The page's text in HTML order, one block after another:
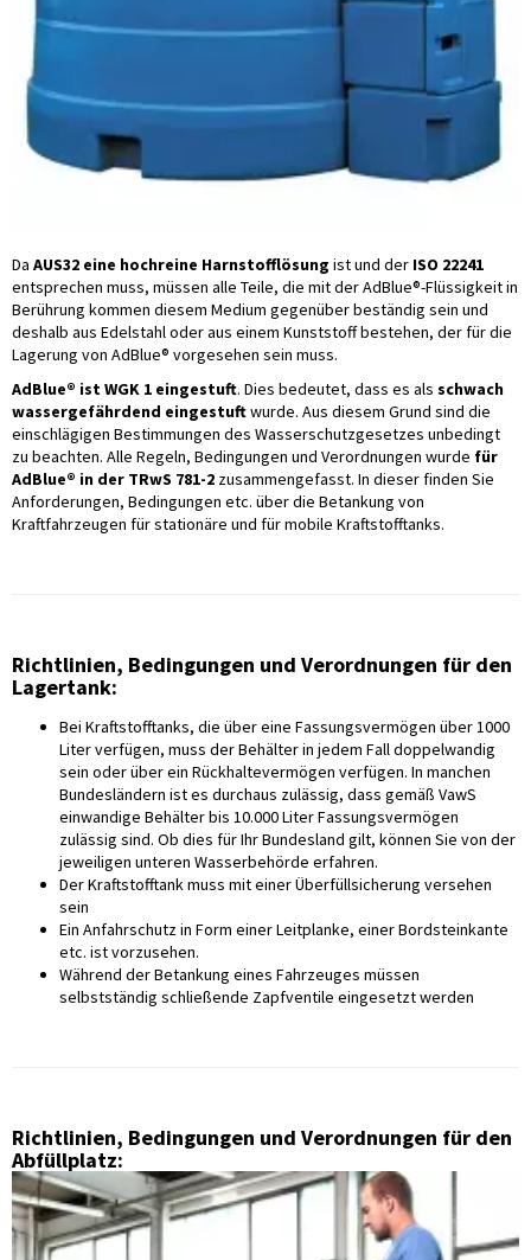
Da AUS32 eine hochreine Harnstofflösung ist und der ISO 22241
entsprechen muss, müssen alle Teile, die mit der AdBlue®-Flüssigkeit in
Berührung kommen diesem Medium gegenüber beständig sein und
deshalb aus Edelstahl oder aus einem Kunststoff bestehen, der für die
Lagerung von AdBlue® vorgesehen sein muss.
AdBlue® ist WGK 1 eingestuft. Dies bedeutet, dass es als schwach
wassergefährdend eingestuftwurde. Aus diesem Grund sind die
einschlägigen Bestimmungen des Wasserschutzgesetzes unbedingt
zu beachten. Alle Regeln, Bedingungen und Verordnungen wurde für
AdBlue® in der TRwS 781-2 zusammengefasst. In dieser finden Sie
Anforderungen, Bedingungen etc. über die Betankung von
Kraftfahrzeugen für stationäre und für mobile Kraftstofftanks.
Richtlinien, Bedingungen und Verordnungen für den
Lagertank:
Bei Kraftstofftanks, die über eine Fassungsvermögen über 1000
Liter verfügen, muss der Behälter in jedem Fall doppelwandig
sein oder über ein Rückhaltevermögen verfügen. In manchen
Bundesländern ist es durchaus zulässig, dass gemäß VawS
einwandige Behälter bis 10.000 Liter Fassungsvermögen
zulässig sind. Ob dies für Ihr Bundesland gilt, können Sie von der
jeweiligen unteren Wasserbehörde erfahren.
Der Kraftstofftank muss mit einer Überfüllsicherung versehen
sein
Ein Anfahrschutz in Form einer Leitplanke, einer Bordsteinkante
etc. ist vorzusehen.
Während der Betankung eines Fahrzeuges müssen
selbstständig schließende Zapfventile eingesetzt werden
Richtlinien, Bedingungen und Verordnungen für den
Abfüllplatz: